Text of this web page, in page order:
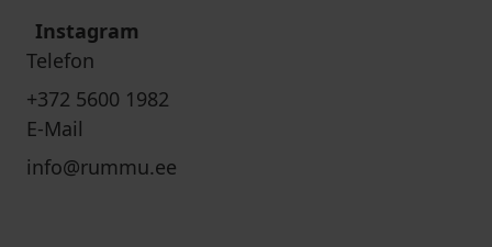
Instagram
Telefon
+372 5600 1982
E-Mail
info@rummu.ee